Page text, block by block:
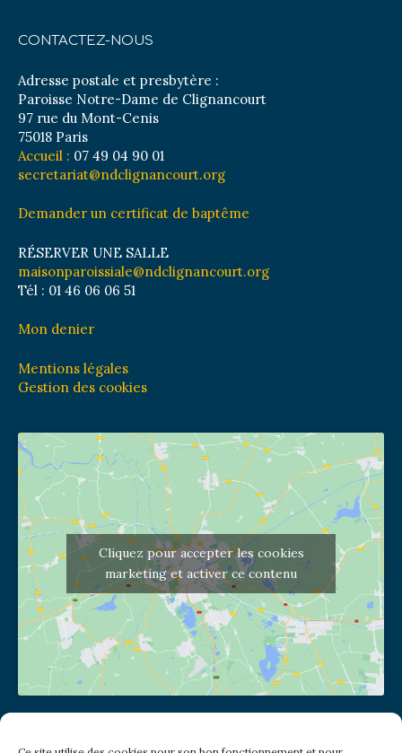
CONTACTEZ-NOUS
Adresse postale et presbytère :
Paroisse Notre-Dame de Clignancourt
97 rue du Mont-Cenis
75018 Paris
Accueil : 07 49 04 90 01
secretariat@ndclignancourt.org
Demander un certificat de baptême
RÉSERVER UNE SALLE
maisonparoissiale@ndclignancourt.org
Tél : 01 46 06 06 51
Mon denier
Mentions légales
Gestion des cookies
Cliquez pour accepter les cookies
marketing et activer ce contenu